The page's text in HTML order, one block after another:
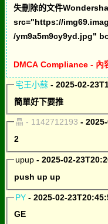
失刪除的文件
src="https://
/ym9a5m9cy9yd.jpg"
DMCA Compliance - 內
宅王小蘇- 2025-02-
簡單好下要推
晶 - 1142712193 -
2
upup- 2025-02-
push up up
PY- 2025-02-
GE